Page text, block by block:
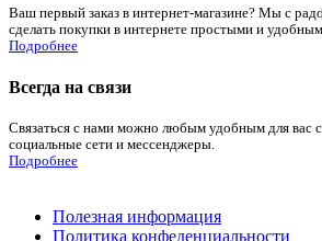
Ваш первый заказ в интернет-магазине? Мы с
сделать покупки в интернете простыми и
Подробнее
Всегда на связи
Связаться с нами можно любым удобным для вас
социальные сети и мессенджеры.
Подробнее
Полезная информация
Политика конфеденциальности